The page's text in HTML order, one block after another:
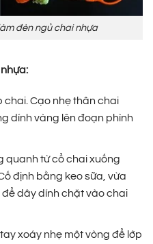
đèn ngủ chai nhựa
Cạo nhẹ thân chai
dính vàng lên đoạn phình
quanh từ cổ chai xuống
định bằng keo sữa, vừa
dây dính chặt vào chai
xoáy nhẹ một vòng để lớp